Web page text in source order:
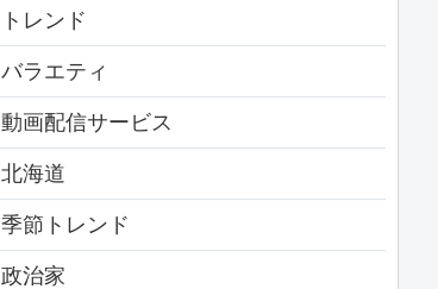
トレンド
バラエティ
動画配信サービス
北海道
季節トレンド
政治家